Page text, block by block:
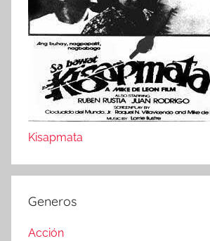
Kisapmata
Generos
Acción